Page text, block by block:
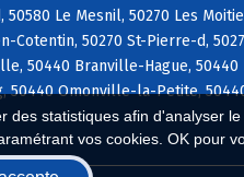
statistiques afin d'analyser
vos cookies. OK pour
Le Mesnil, 50270 Les
Cotentin, 50270 St-Pierre-d,
50440 Branville-Hague,
50440 Omonville-la-Petite,